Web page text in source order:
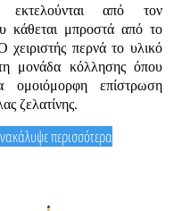
εκτελούνται από τον
κάθεται μπροστά από το
χειριστής περνά το υλικό
μονάδα κόλλησης όπου
ομοιόμορφη επίστρωση
ζελατίνης.
περισσότερα